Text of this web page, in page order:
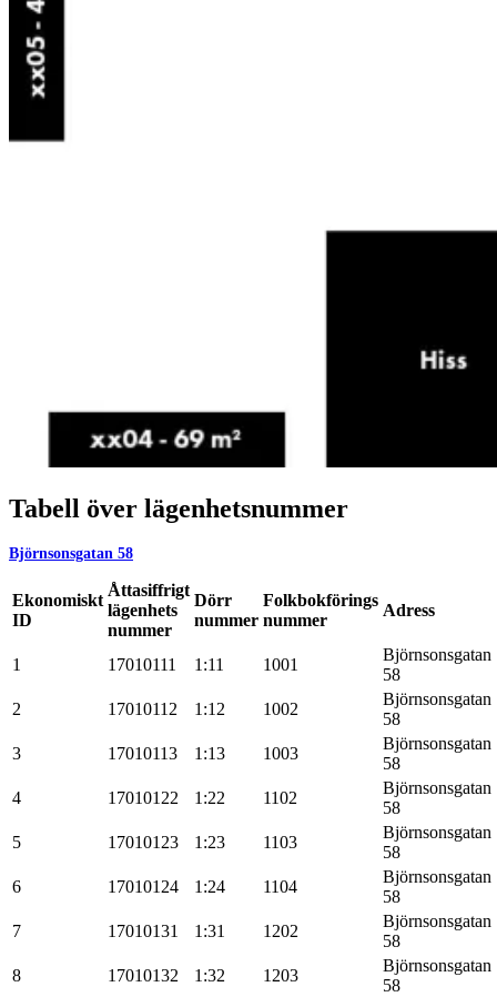
Tabell över lägenhetsnummer
Björnsonsgatan 58
Ekonomiskt
ID
Åttasiffrigt
lägenhets
nummer
Dörr
nummer
Folkbokförings
nummer
Adress
1 17010111 1:11 1001
Björnsonsgatan
58
2
17010112 1:12 1002
Björnsonsgatan
58
3
17010113 1:13 1003
Björnsonsgatan
58
4
17010122 1:22 1102
Björnsonsgatan
58
5
17010123 1:23 1103
Björnsonsgatan
58
6
17010124 1:24 1104
Björnsonsgatan
58
7
17010131 1:31 1202
Björnsonsgatan
58
8
17010132 1:32 1203
Björnsonsgatan
58